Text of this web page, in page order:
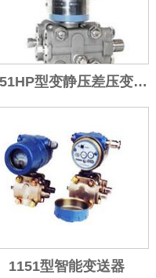
3351HP型变静压差压变送器
1151型智能变送器